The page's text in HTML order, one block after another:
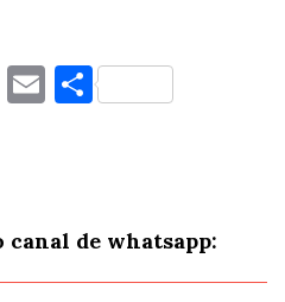
WhatsApp
Email
canal de whatsapp: